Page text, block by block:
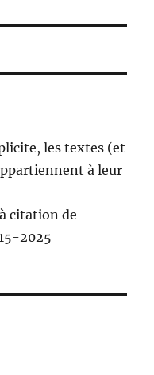
les textes (et
à leur
citation de
2025